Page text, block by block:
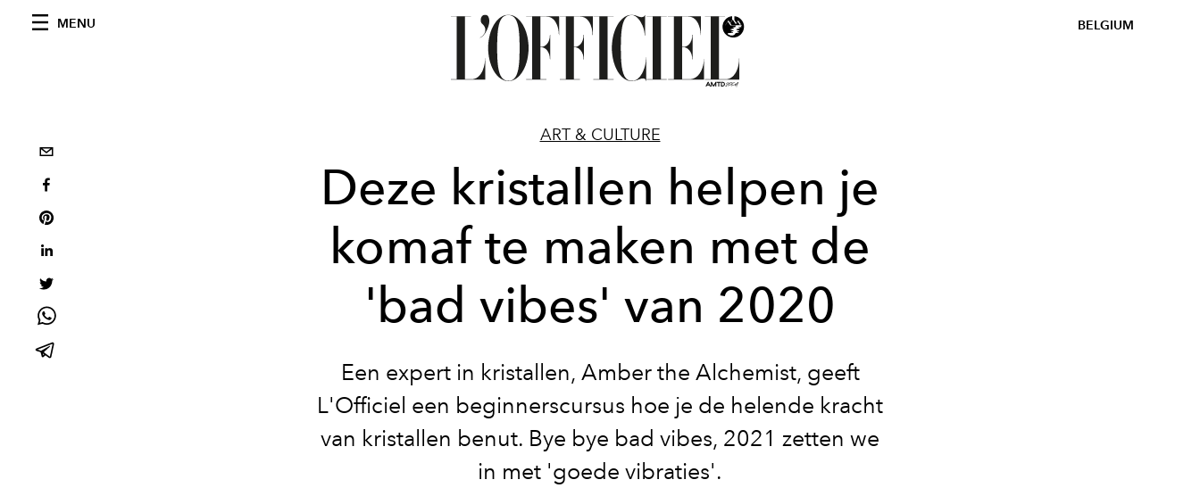
MENU BELGIUM
ART & CULTURE
Deze kristallen helpen je
komaf te maken met de
'bad vibes' van 2020
Een expert in kristallen, Amber the Alchemist, geeft
L'Officiel een beginnerscursus hoe je de helende kracht
van kristallen benut. Bye bye bad vibes, 2021 zetten we
in met 'goede vibraties'.